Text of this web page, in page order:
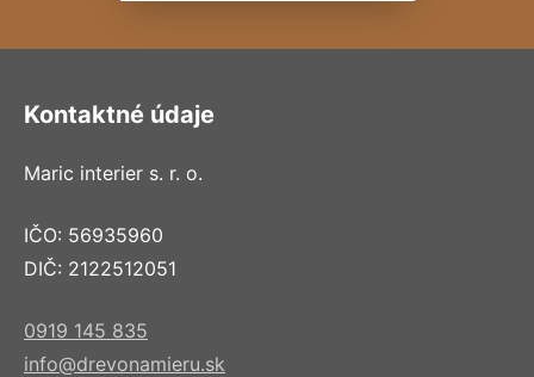
Kontaktné údaje
Maric interier s. r. o.
IČO: 56935960
DIČ: 2122512051
0919 145 835
info@drevonamieru.sk